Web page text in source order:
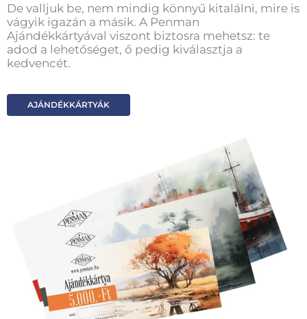
De valljuk be, nem mindig könnyű kitalálni, mire is
vágyik igazán a másik. A Penman
Ajándékkártyával viszont biztosra mehetsz: te
adod a lehetőséget, ő pedig kiválasztja a
kedvencét.
AJÁNDÉKKÁRTYÁK